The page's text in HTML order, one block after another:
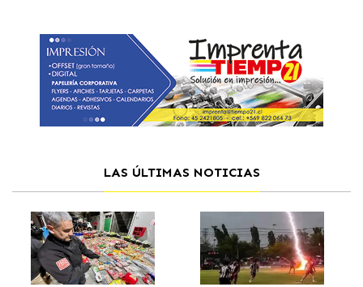
LAS ÚLTIMAS NOTICIAS